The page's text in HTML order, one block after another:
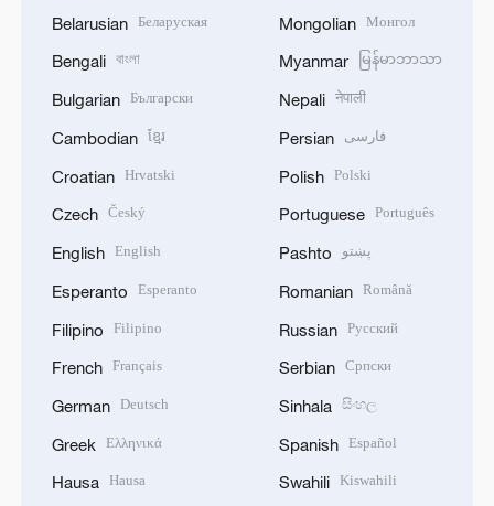
Belarusian Беларуская
Bengali বাংলা
Bulgarian Български
Cambodian ខ្មែរ
Croatian Hrvatski
Czech Český
English English
Esperanto Esperanto
Filipino Filipino
French Français
German Deutsch
Greek Ελληνικά
Hausa Hausa
Mongolian Монгол
Myanmar မြန်မာဘာသာ
Nepali नेपाली
Persian فارسی
Polish Polski
Portuguese Português
Pashto پښتو
Romanian Română
Russian Русский
Serbian Српски
Sinhala සිංහල
Spanish Español
Swahili Kiswahili